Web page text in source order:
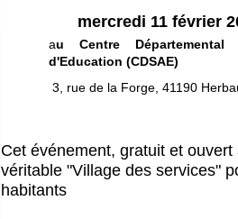
mercredi 11 février
auCentre
d'Education (CDSAE)
3, rue de la Forge, 41190
Cet événement, gratuit et
véritable "Village des services"
habitants